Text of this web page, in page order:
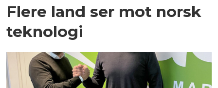
Flere land ser mot norsk
teknologi